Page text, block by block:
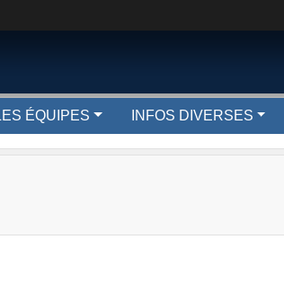
ÉQUIPES INFOS DIVERSES